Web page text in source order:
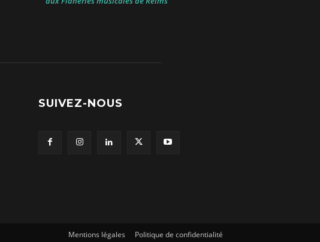
SUIVEZ-NOUS
Mentions légales Politique de confidentialité